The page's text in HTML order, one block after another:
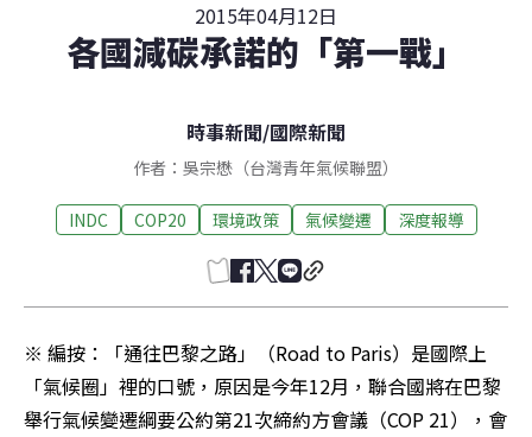
2015年04月12日
各國減碳承諾的「第一戰」
時事新聞/國際新聞
作者：吳宗懋（台灣青年氣候聯盟）
INDC COP20 環境政策 氣候變遷 深度報導
※ 編按：「通往巴黎之路」（Road to Paris）是國際上
「氣候圈」裡的口號，原因是今年12月，聯合國將在巴黎
舉行氣候變遷綱要公約第21次締約方會議（COP 21），會